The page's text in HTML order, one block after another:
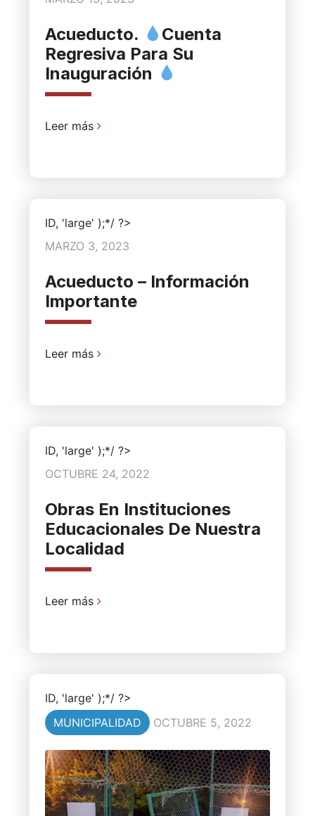
Acueducto.
Cuenta
Regresiva Para Su
Inauguración
Leer más
ID, 'large' );*/ ?>
MARZO 3, 2023
Acueducto – Información
Importante
Leer más
ID, 'large' );*/ ?>
OCTUBRE 24, 2022
Obras En Instituciones
Educacionales De Nuestra
Localidad
Leer más
ID, 'large' );*/ ?>
MUNICIPALIDAD
OCTUBRE 5, 2022